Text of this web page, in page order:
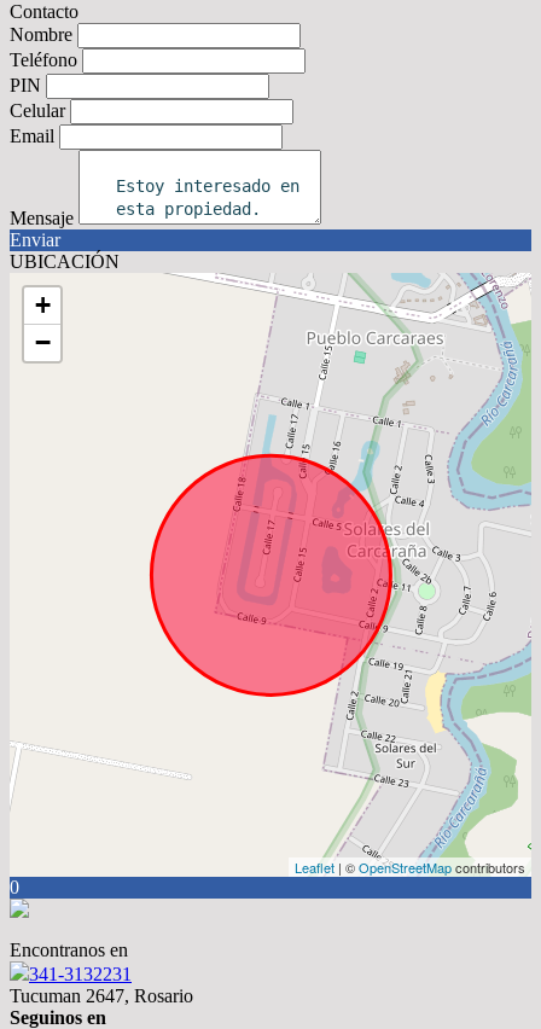
Contacto
Nombre
Teléfono
PIN
Celular
Email
Mensaje
Enviar
UBICACIÓN
+
−
Leaflet | ©OpenStreetMapcontributors
0
Encontranos en
341-3132231
Tucuman 2647, Rosario
Seguinos en